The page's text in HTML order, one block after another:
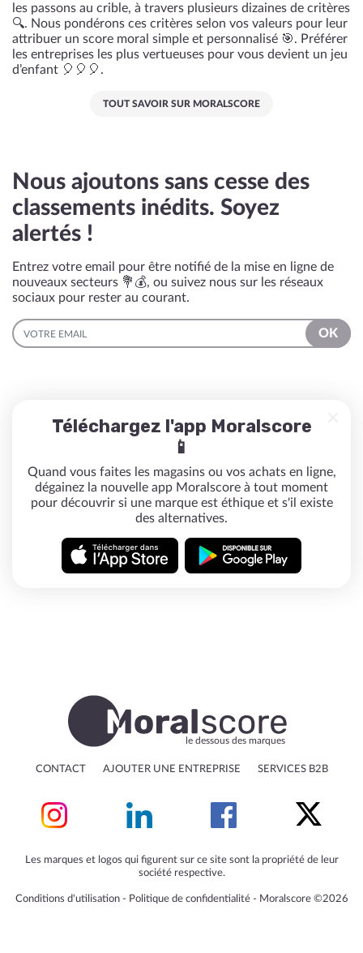
les passons au crible, à travers plusieurs dizaines de critères
🔍. Nous pondérons ces critères selon vos valeurs pour leur
attribuer un score moral simple et personnalisé 🎯. Préférer
les entreprises les plus vertueuses pour vous devient un jeu
d’enfant 🎈🎈🎈.
TOUT SAVOIR SUR MORALSCORE
Nous ajoutons sans cesse des
classements inédits. Soyez
alertés !
Entrez votre email pour être notifié de la mise en ligne de
nouveaux secteurs 💐💰, ou suivez nous sur les réseaux
sociaux pour rester au courant.
EMAIL
OK
Téléchargez l'app Moralscore
📱
Quand vous faites les magasins ou vos achats en ligne,
dégainez la nouvelle app Moralscore à tout moment
pour découvrir si une marque est éthique et s'il existe
des alternatives.
le dessous des marques
CONTACT AJOUTER UNE ENTREPRISE SERVICES B2B
Les marques et logos qui figurent sur ce site sont la propriété de leur
société respective.
Conditions d'utilisation‐ Politique de confidentialité‐ Moralscore ©2026